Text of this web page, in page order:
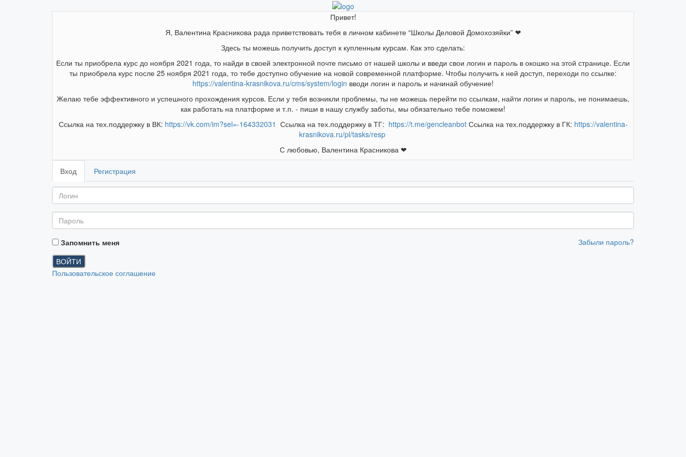
Привет!
Я, Валентина Красникова рада приветствовать тебя в личном кабинете “Школы Деловой Домохозяйки” ❤
Здесь ты можешь получить доступ к купленным курсам. Как это сделать:
Если ты приобрела курс до ноября 2021 года, то найди в своей электронной почте письмо от нашей школы и введи свои логин и пароль в окошко на этой странице. Если
ты приобрела курс после 25 ноября 2021 года, то тебе доступно обучение на новой современной платформе. Чтобы получить к ней доступ, переходи по ссылке:
https://valentina-krasnikova.ru/cms/system/login вводи логин и пароль и начинай обучение!
Желаю тебе эффективного и успешного прохождения курсов. Если у тебя возникли проблемы, ты не можешь перейти по ссылкам, найти логин и пароль, не понимаешь,
как работать на платформе и т.п. - пиши в нашу службу заботы, мы обязательно тебе поможем!
Ссылка на тех.поддержку в ВК: https://vk.com/im?sel=-164332031 Ссылка на тех.поддержку в ТГ: https://t.me/gencleanbotСсылка на тех.поддержку в ГК: https://valentina-
krasnikova.ru/pl/tasks/resp
С любовью, Валентина Красникова ❤
Вход Регистрация
Запомнить меня
Забыли пароль?
ВОЙТИ
Пользовательское соглашение